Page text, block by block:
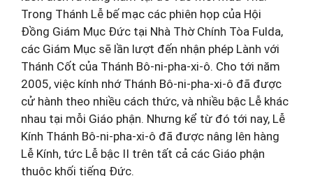
Trong Thánh Lễ bế mạc các phiên họp của Hội
Đồng Giám Mục Đức tại Nhà Thờ Chính Tòa Fulda,
các Giám Mục sẽ lần lượt đến nhận phép Lành với
Thánh Cốt của Thánh Bô-ni-pha-xi-ô. Cho tới năm
2005, việc kính nhớ Thánh Bô-ni-pha-xi-ô đã được
cử hành theo nhiều cách thức, và nhiều bậc Lễ khác
nhau tại mỗi Giáo phận. Nhưng kể từ đó tới nay, Lễ
Kính Thánh Bô-ni-pha-xi-ô đã được nâng lên hàng
Lễ Kính, tức Lễ bậc II trên tất cả các Giáo phận
thuộc khối tiếng Đức.